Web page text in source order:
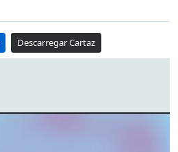
Descarregar Cartaz